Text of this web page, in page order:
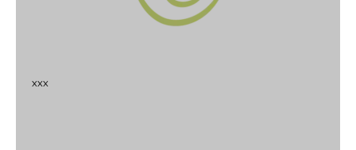
xxx